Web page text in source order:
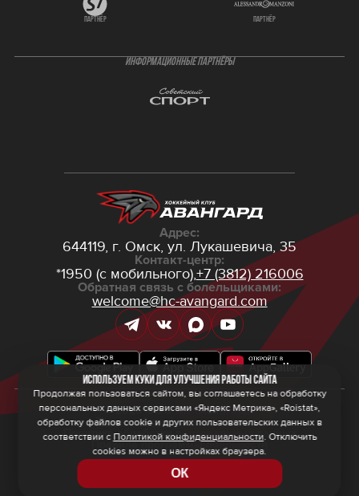
партнёр партнёр
ИНФОРМАЦИОННЫЕ ПАРТНЁРЫ
Адрес:
644119, г. Омск, ул. Лукашевича, 35
Контакт-центр:
*1950 (с мобильного),+7 (3812) 216006
Обратная связь с болельщиками:
welcome@hc-avangard.com
© 2026 ООО ХК «Авангард»
Политика конфиденциальности
Политика обработки персональных данных
Правила программы лояльности
Используем куки для улучшения работы сайта
Продолжая пользоваться сайтом, вы соглашаетесь на обработку
персональных данных сервисами «Яндекс Метрика», «Roistat»,
обработку файлов cookie и других пользовательских данных в
соответствии с Политикой конфиденциальности. Отключить
cookies можно в настройках браузера.
ОК